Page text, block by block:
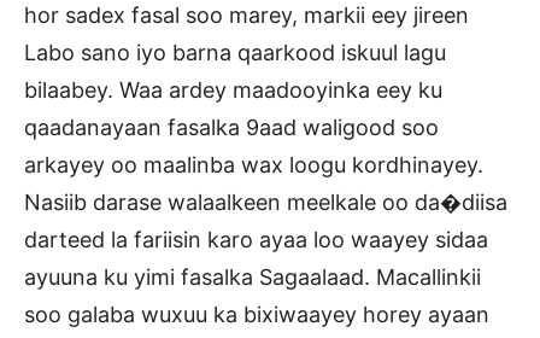
hor sadex fasal soo marey, markii eey jireen
Labo sano iyo barna qaarkood iskuul lagu
bilaabey. Waa ardey maadooyinka eey ku
qaadanayaan fasalka 9aad waligood soo
arkayey oo maalinba wax loogu kordhinayey.
Nasiib darase walaalkeen meelkale oo da�diisa
darteed la fariisin karo ayaa loo waayey sidaa
ayuuna ku yimi fasalka Sagaalaad. Macallinkii
soo galaba wuxuu ka bixiwaayey horey ayaan